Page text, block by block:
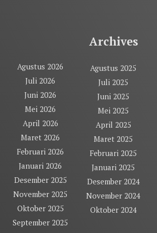
Archives
Agustus 2026
Juli 2026
Juni 2026
Mei 2026
April 2026
Maret 2026
Februari 2026
Januari 2026
Desember 2025
November 2025
Oktober 2025
September 2025
Agustus 2025
Juli 2025
Juni 2025
Mei 2025
April 2025
Maret 2025
Februari 2025
Januari 2025
Desember 2024
November 2024
Oktober 2024